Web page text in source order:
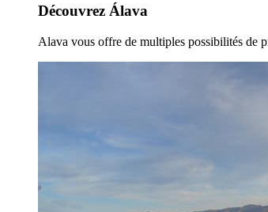
Découvrez Álava
Alava vous offre de multiples possibilités de